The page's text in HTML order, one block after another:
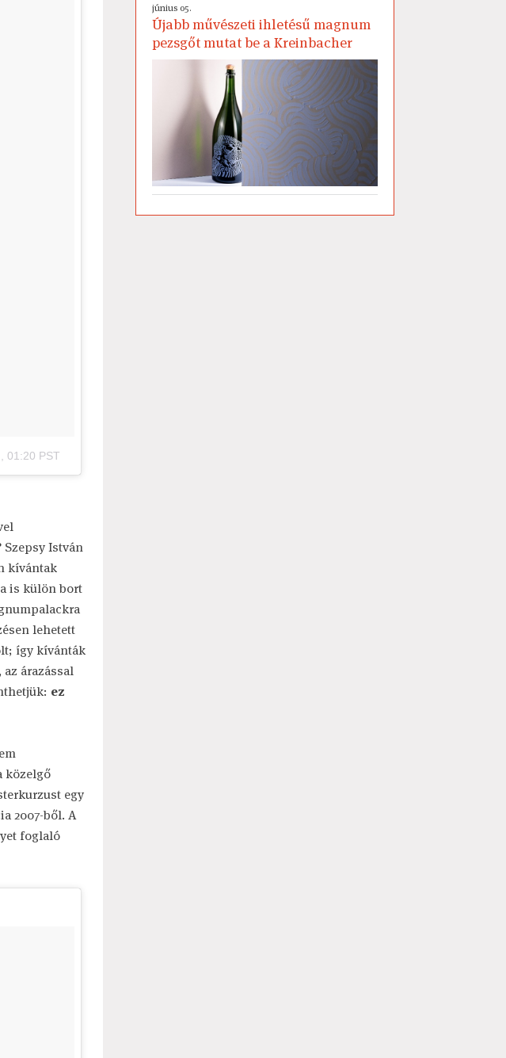
01:20 PST
Szepsy István
kívántak
is külön bort
lehetett
így kívánták
árazással
ez
közelgő
egy
2007-ből. A
foglaló
június 05.
Újabb művészeti ihletésű magnum
pezsgőt mutat be a Kreinbacher